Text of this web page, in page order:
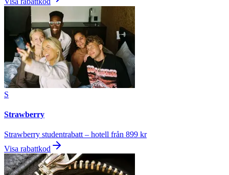
S
Strawberry
Strawberry studentrabatt – hotell från 899 kr
Visa rabattkod